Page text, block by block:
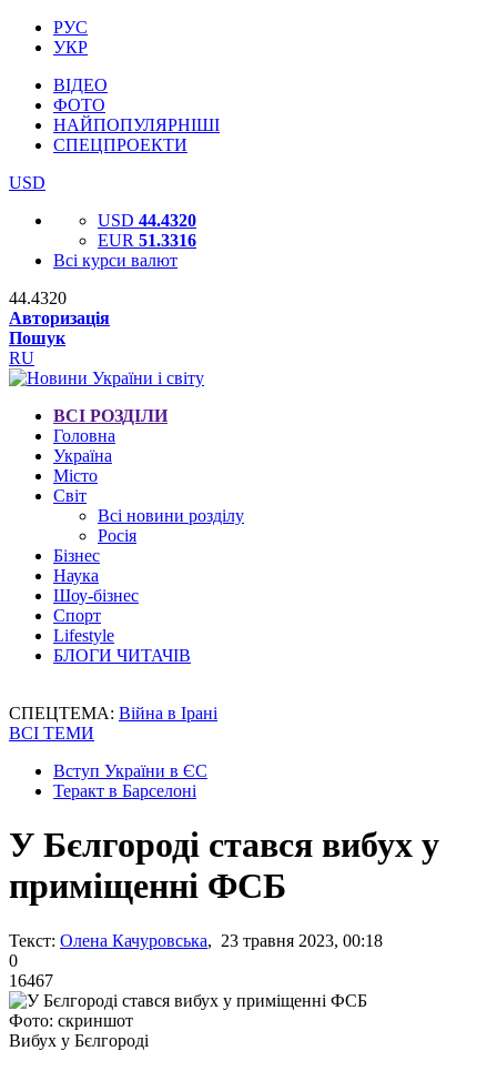
РУС
УКР
ВІДЕО
ФОТО
НАЙПОПУЛЯРНІШІ
СПЕЦПРОЕКТИ
USD
USD 44.4320
EUR 51.3316
Всі курси валют
44.4320
Авторизація
Пошук
RU
ВСІ РОЗДІЛИ
Головна
Україна
Місто
Світ
Всі новини розділу
Росія
Бізнес
Наука
Шоу-бізнес
Спорт
Lifestyle
БЛОГИ ЧИТАЧІВ
СПЕЦТЕМА: Війна в Ірані
ВСІ ТЕМИ
Вступ України в ЄС
Теракт в Барселоні
У Бєлгороді стався вибух у
приміщенні ФСБ
Текст: Олена Качуровська, 23 травня 2023, 00:18
0
16467
Фото: скриншот
Вибух у Бєлгороді